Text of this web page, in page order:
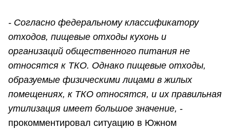
- Согласно федеральному классификатору
отходов, пищевые отходы кухонь и
организаций общественного питания не
относятся к ТКО. Однако пищевые отходы,
образуемые физическими лицами в жилых
помещениях, к ТКО относятся, и их правильная
утилизация имеет большое значение, -
прокомментировал ситуацию в Южном